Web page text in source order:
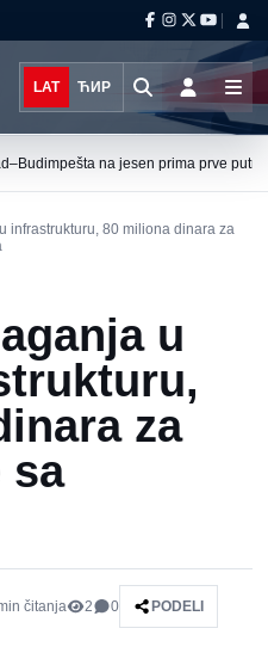
LAT ЋИР
na jesen prima prve
infrastrukturu, 80 miliona dinara za
u
za
sa
čitanja 2 0 PODELI